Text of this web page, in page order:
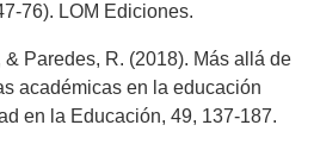
76). LOM Ediciones.
& Paredes, R. (2018). Más allá de
académicas en la educación
en la Educación, 49, 137-187.